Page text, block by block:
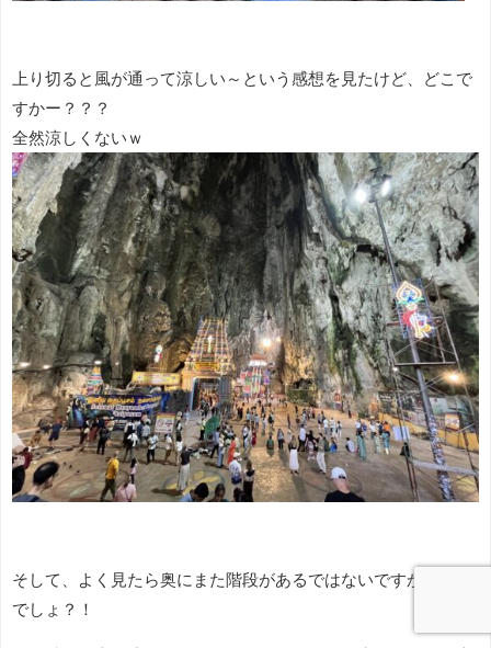
上り切ると風が通って涼しい～という感想を見たけど、どこで
すかー？？？
全然涼しくないｗ
そして、よく見たら奥にまた階段があるではないですか。ウソ
でしょ？！